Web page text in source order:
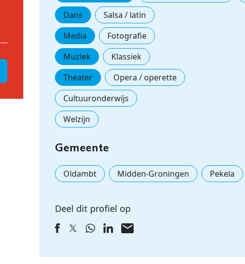
Dans
Salsa / latin
Media
Fotografie
Muziek
Klassiek
Theater
Opera / operette
Cultuuronderwijs
Welzijn
Gemeente
Oldambt Midden-Groningen Pekela
Deel dit profiel op